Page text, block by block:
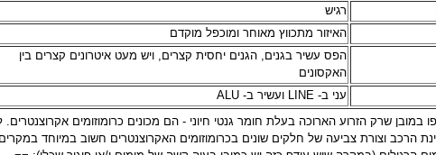
רגיש
האיזור מתכווץ מאוחר ומוכפל מוקדם
הפס עשיר בגנים, הגנים יחסית קצרים, ויש מעט איטרונים קצרים בין
האקסונים
עני ב- LINE ועשיר ב- ALU
14, 15, 21, ו-22 הינם יוצאי דופו במובן שרק הזרוע הארוכה בעלת חומר גנטי חיוני - הם מכונים
הרכב וצורת צביעה של חלקים שונים בכרומוזומים האקרוצנטרים חשוב במיוחד